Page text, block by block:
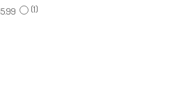
- $15.99
(1)